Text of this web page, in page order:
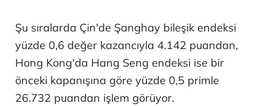
Şu sıralarda Çin'de Şanghay bileşik endeksi
yüzde 0,6 değer kazancıyla 4.142 puandan,
Hong Kong'da Hang Seng endeksi ise bir
önceki kapanışına göre yüzde 0,5 primle
26.732 puandan işlem görüyor.